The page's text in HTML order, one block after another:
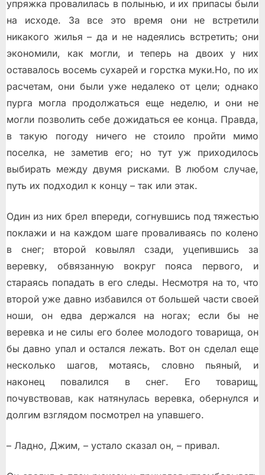
упряжка провалилась в полынью, и их припасы были
на исходе. За все это время они не встретили
никакого жилья – да и не надеялись встретить; они
экономили, как могли, и теперь на двоих у них
оставалось восемь сухарей и горстка муки.Но, по их
расчетам, они были уже недалеко от цели; однако
пурга могла продолжаться еще неделю, и они не
могли позволить себе дожидаться ее конца. Правда,
в такую погоду ничего не стоило пройти мимо
поселка, не заметив его; но тут уж приходилось
выбирать между двумя рисками. В любом случае,
путь их подходил к концу – так или этак.
Один из них брел впереди, согнувшись под тяжестью
поклажи и на каждом шаге проваливаясь по колено
в снег; второй ковылял сзади, уцепившись за
веревку, обвязанную вокруг пояса первого, и
стараясь попадать в его следы. Несмотря на то, что
второй уже давно избавился от большей части своей
ноши, он едва держался на ногах; если бы не
веревка и не силы его более молодого товарища, он
бы давно упал и остался лежать. Вот он сделал еще
несколько шагов, мотаясь, словно пьяный, и
наконец повалился в снег. Его товарищ,
почувствовав, как натянулась веревка, обернулся и
долгим взглядом посмотрел на упавшего.
– Ладно, Джим, – устало сказал он, – привал.